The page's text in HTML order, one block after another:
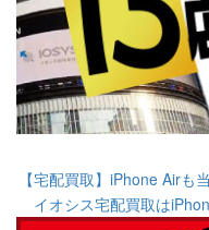
【宅配買取】 iPhone Airも
イオシス宅配買取は